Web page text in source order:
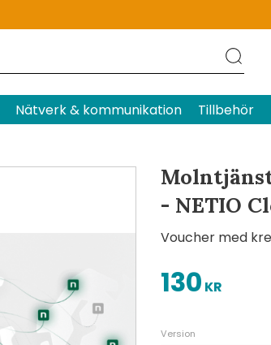
Nätverk & kommunikation Tillbehör
- NETIO
Voucher med
130 KR
Version